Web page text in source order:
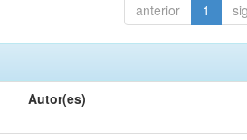
anterior 1
Autor(es)